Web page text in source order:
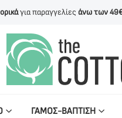
για παραγγελίες άνω των
ΓΑΜΟΣ-ΒΑΠΤΙΣΗ